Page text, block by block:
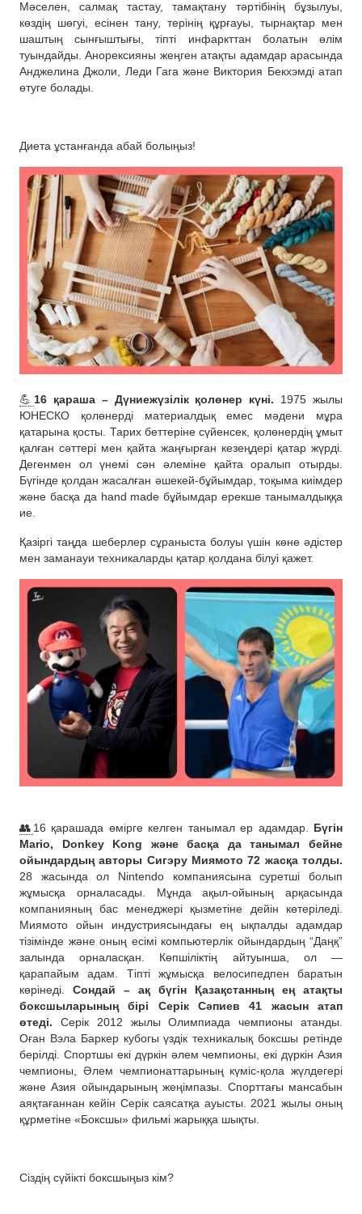
Мәселен, салмақ тастау, тамақтану тәртібінің бұзылуы,
көздің шөгуі, есінен тану, терінің құрғауы, тырнақтар мен
шаштың сынғыштығы, тіпті инфаркттан болатын өлім
туындайды. Анорексияны жеңген атақты адамдар арасында
Анджелина Джоли, Леди Гага және Виктория Бекхэмді атап
өтуге болады.
Диета ұстанғанда абай болыңыз!
💪 16 қараша – Дүниежүзілік қолөнер күні. 1975 жылы
ЮНЕСКО қолөнерді материалдық емес мәдени мұра
қатарына қосты. Тарих беттеріне сүйенсек, қолөнердің ұмыт
қалған сәттері мен қайта жаңғырған кезеңдері қатар жүрді.
Дегенмен ол үнемі сән әлеміне қайта оралып отырды.
Бүгінде қолдан жасалған әшекей-бұйымдар, тоқыма киімдер
және басқа да hand made бұйымдар ерекше танымалдыққа
ие.
Қазіргі таңда шеберлер сұраныста болуы үшін көне әдістер
мен заманауи техникаларды қатар қолдана білуі қажет.
👥 16 қарашада өмірге келген танымал ер адамдар. Бүгін
Mario, Donkey Kong және басқа да танымал бейне
ойындардың авторы Сигэру Миямото 72 жасқа толды.
28 жасында ол Nintendo компаниясына суретші болып
жұмысқа орналасады. Мұнда ақыл-ойының арқасында
компанияның бас менеджері қызметіне дейін көтеріледі.
Миямото ойын индустриясындағы ең ықпалды адамдар
тізімінде және оның есімі компьютерлік ойындардың “Даңқ”
залында орналасқан. Көпшіліктің айтуынша, ол —
қарапайым адам. Тіпті жұмысқа велосипедпен баратын
көрінеді. Сондай – ақ бүгін Қазақстанның ең атақты
боксшыларының бірі Серік Сәпиев 41 жасын атап
өтеді. Серік 2012 жылы Олимпиада чемпионы атанды.
Оған Вэла Баркер кубогы үздік техникалық боксшы ретінде
берілді. Спортшы екі дүркін әлем чемпионы, екі дүркін Азия
чемпионы, Әлем чемпионаттарының күміс-қола жүлдегері
және Азия ойындарының жеңімпазы. Спорттағы мансабын
аяқтағаннан кейін Серік саясатқа ауысты. 2021 жылы оның
құрметіне «Боксшы» фильмі жарыққа шықты.
Сіздің сүйікті боксшыңыз кім?